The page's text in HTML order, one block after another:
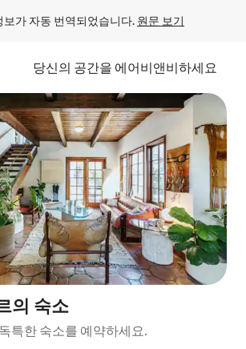
보가 자동 번역되었습니다. 원문 보기
당신의 공간을 에어비앤비하세요
의 숙소
특한 숙소를 예약하세요.